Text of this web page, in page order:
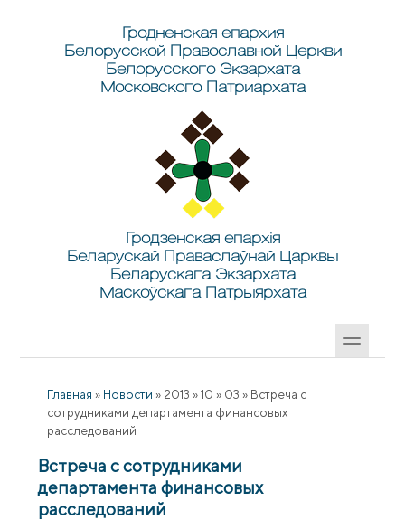
Гродненская епархия
Белорусской Православной Церкви
Белорусского Экзархата
Московского Патриархата
Гродзенская епархія
Беларускай Праваслаўнай Царквы
Беларускага Экзархата
Маскоўскага Патрыярхата
Главная » Новости » 2013 » 10 » 03 » Встреча с
сотрудниками департамента финансовых
расследований
Встреча с сотрудниками
департамента финансовых
расследований